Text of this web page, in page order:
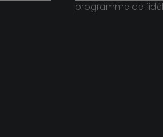
programme de